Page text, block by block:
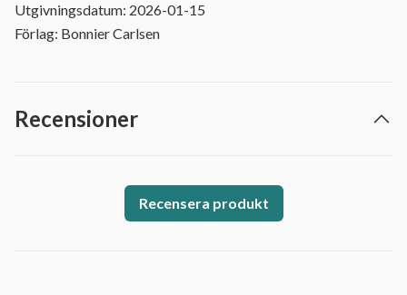
Utgivningsdatum: 2026-01-15
Förlag: Bonnier Carlsen
Recensioner
Recensera produkt